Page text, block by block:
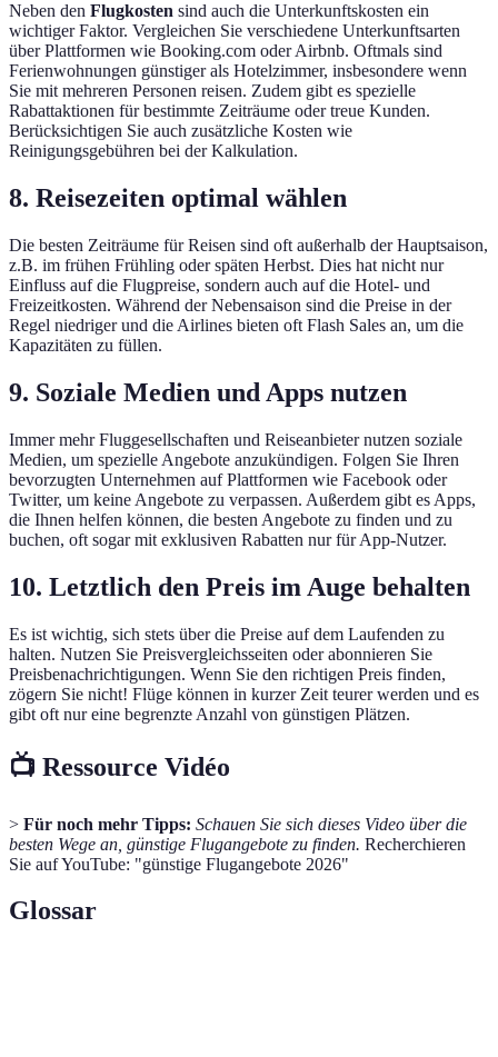
Neben den Flugkosten sind auch die Unterkunftskosten ein
wichtiger Faktor. Vergleichen Sie verschiedene Unterkunftsarten
über Plattformen wie Booking.com oder Airbnb. Oftmals sind
Ferienwohnungen günstiger als Hotelzimmer, insbesondere wenn
Sie mit mehreren Personen reisen. Zudem gibt es spezielle
Rabattaktionen für bestimmte Zeiträume oder treue Kunden.
Berücksichtigen Sie auch zusätzliche Kosten wie
Reinigungsgebühren bei der Kalkulation.
8. Reisezeiten optimal wählen
Die besten Zeiträume für Reisen sind oft außerhalb der Hauptsaison,
z.B. im frühen Frühling oder späten Herbst. Dies hat nicht nur
Einfluss auf die Flugpreise, sondern auch auf die Hotel- und
Freizeitkosten. Während der Nebensaison sind die Preise in der
Regel niedriger und die Airlines bieten oft Flash Sales an, um die
Kapazitäten zu füllen.
9. Soziale Medien und Apps nutzen
Immer mehr Fluggesellschaften und Reiseanbieter nutzen soziale
Medien, um spezielle Angebote anzukündigen. Folgen Sie Ihren
bevorzugten Unternehmen auf Plattformen wie Facebook oder
Twitter, um keine Angebote zu verpassen. Außerdem gibt es Apps,
die Ihnen helfen können, die besten Angebote zu finden und zu
buchen, oft sogar mit exklusiven Rabatten nur für App-Nutzer.
10. Letztlich den Preis im Auge behalten
Es ist wichtig, sich stets über die Preise auf dem Laufenden zu
halten. Nutzen Sie Preisvergleichsseiten oder abonnieren Sie
Preisbenachrichtigungen. Wenn Sie den richtigen Preis finden,
zögern Sie nicht! Flüge können in kurzer Zeit teurer werden und es
gibt oft nur eine begrenzte Anzahl von günstigen Plätzen.
📺 Ressource Vidéo
> Für noch mehr Tipps: Schauen Sie sich dieses Video über die
besten Wege an, günstige Flugangebote zu finden. Recherchieren
Sie auf YouTube: "günstige Flugangebote 2026"
Glossar